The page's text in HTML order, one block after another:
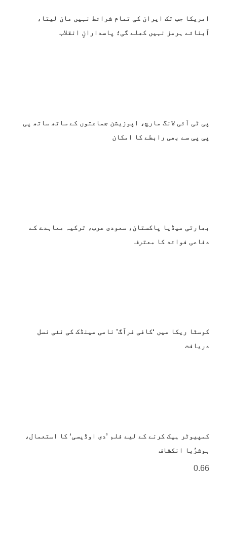
امریکا جب تک ایران کی تمام شرائط نہیں مان لیتا،
آبنائے ہرمز نہیں کھلے گی؛ پاسدارانِ انقلاب
پی ٹی آئی لانگ مارچ، اپوزیشن جماعتوں کے ساتھ ساتھ پی
پی پی سے بھی رابطے کا امکان
بھارتی میڈیا پاکستان، سعودی عرب، ترکیہ معاہدے کے
دفاعی فوائد کا معترف
کوسٹا ریکا میں ‘کافی فرآگ’ نامی مینڈک کی نئی نسل
دریافت
کمپیوٹر ہیک کرنے کے لیے فلم ’دی اوڈیسی‘ کا استعمال،
ہوشرُبا انکشاف